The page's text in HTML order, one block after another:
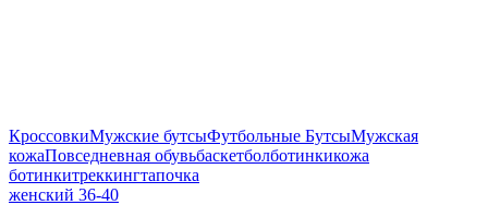
КроссовкиМужские бутсыФутбольные БутсыМужская
кожаПовседневная обувьбаскетболботинкикожа
ботинкитреккингтапочка
женский 36-40